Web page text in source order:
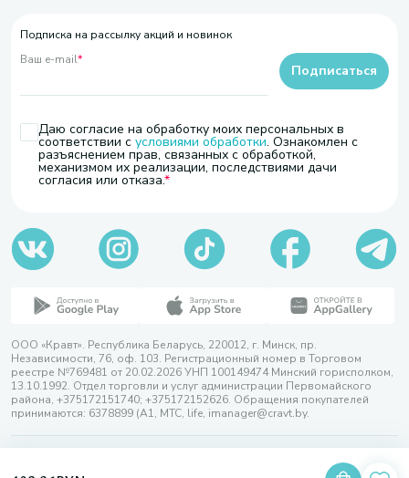
Подписка на рассылку акций и новинок
Ваш e-mail*
Даю согласие на обработку моих персональных в
соответствии с условиями обработки. Ознакомлен с
разъяснением прав, связанных с обработкой,
механизмом их реализации, последствиями дачи
согласия или отказа.
Подписаться
ООО «Кравт». Республика Беларусь, 220012, г. Минск, пр.
Независимости, 76, оф. 103. Регистрационный номер в Торговом
реестре №769481 от 20.02.2026 УНП 100149474 Минский горисполком,
13.10.1992. Отдел торговли и услуг администрации Первомайского
района, +375172151740; +375172152626. Обращения покупателей
принимаются: 6378899 (А1, МТС, life, imanager@cravt.by.